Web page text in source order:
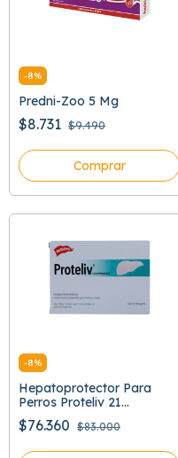
-8%
Predni-Zoo 5 Mg
$8.731 $9.490
Comprar
-8%
Hepatoprotector Para
Perros Proteliv 21
Comprimidos
$76.360 $83.000